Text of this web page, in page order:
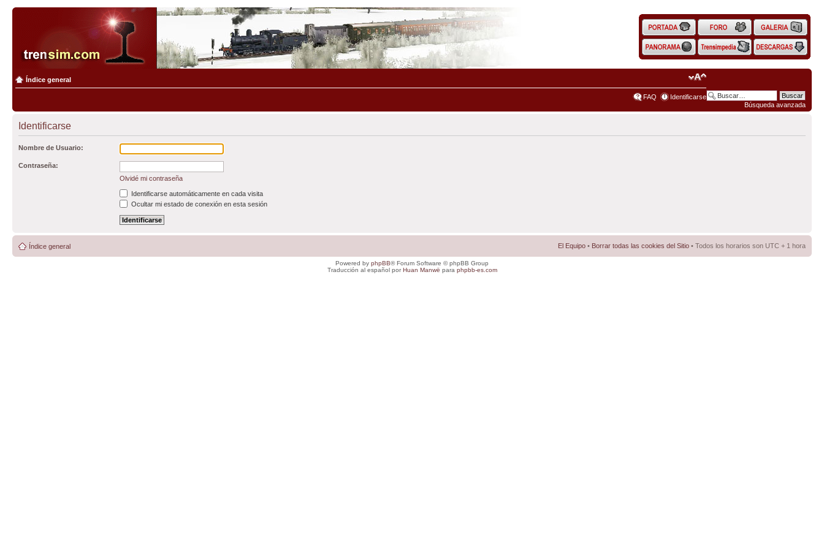
Búsqueda avanzada
Índice general
FAQ Identificarse
Identificarse
Nombre de Usuario:
Contraseña:
Olvidé mi contraseña
Identificarse automáticamente en cada visita
Ocultar mi estado de conexión en esta sesión
Índice general El Equipo • Borrar todas las cookies del Sitio • Todos los horarios son UTC + 1 hora
Powered by phpBB® Forum Software © phpBB Group
Traducción al español porHuan Manwë para phpbb-es.com